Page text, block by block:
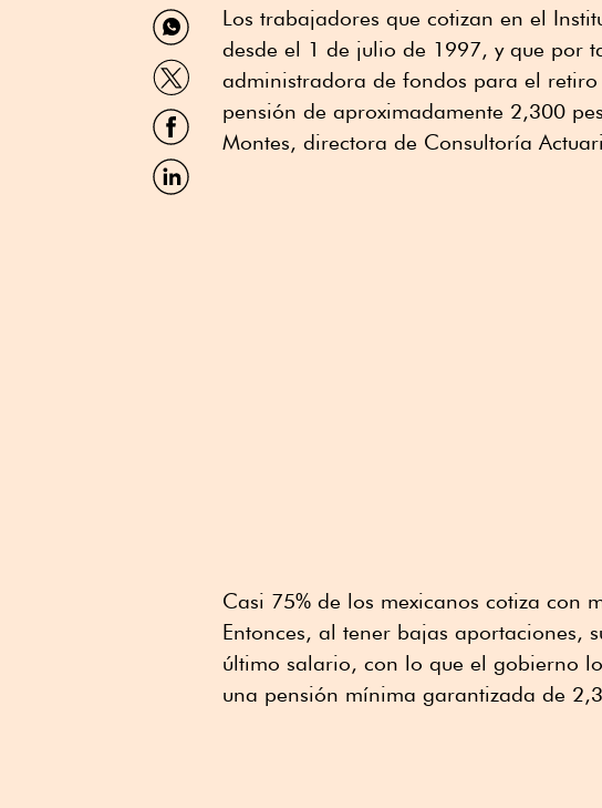
Compartir
por
WhatsApp
Compartir
por
Twitter
Compartir
por
Facebook
Compartir
por
Los trabajadores que cotizan en el
desde el 1 de julio de 1997, y que por
administradora de fondos para el
pensión de aproximadamente 2,300
Montes, directora de Consultoría
Casi 75% de los mexicanos cotiza con
Entonces, al tener bajas aportaciones,
último salario, con lo que el gobierno
una pensión mínima garantizada de